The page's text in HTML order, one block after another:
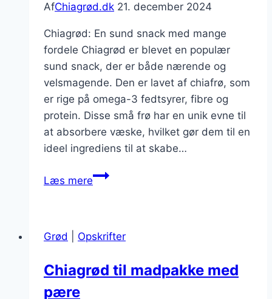
AfChiagrød.dk 21. december 2024
Chiagrød: En sund snack med mange
fordele Chiagrød er blevet en populær
sund snack, der er både nærende og
velsmagende. Den er lavet af chiafrø, som
er rige på omega-3 fedtsyrer, fibre og
protein. Disse små frø har en unik evne til
at absorbere væske, hvilket gør dem til en
ideel ingrediens til at skabe…
Læs mereChiagrød
og
Grød Opskrifter
Chiagrød til madpakke med
pære